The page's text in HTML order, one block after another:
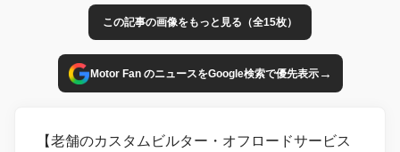
この記事の画像をもっと見る（全15枚）
Motor Fan のニュースをGoogle検索で優先表示→
【老舗のカスタムビルター・オフロードサービス